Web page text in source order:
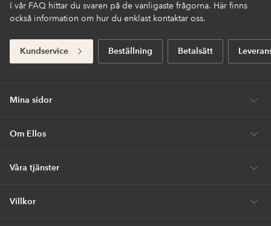
I vår FAQ hittar du svaren på de vanligaste frågorna. Här finns
också information om hur du enklast kontaktar oss.
Kundservice Beställning Betalsätt
Mina sidor
Om Ellos
Våra tjänster
Villkor